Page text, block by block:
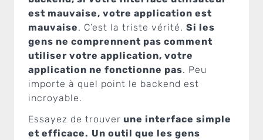
est mauvaise, votre application est
mauvaise. C’est la triste vérité. Si les
gens ne comprennent pas comment
utiliser votre application, votre
application ne fonctionne pas. Peu
importe à quel point le backend est
incroyable.
Essayez de trouver une interface simple
et efficace. Un outil que les gens